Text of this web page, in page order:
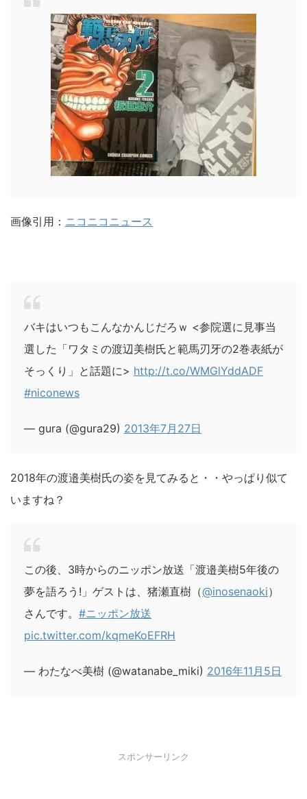
画像引用： ニコニコニュース
バキはいつもこんなかんじだろｗ <参院選に見事当
選した「ワタミの渡辺美樹氏と範馬刃牙の2巻表紙が
そっくり」と話題に> http://t.co/WMGlYddADF
#niconews
— gura (@gura29) 2013年7月27日
2018年の渡邉美樹氏の姿を見てみると・・やっぱり似て
いますね？
この後、3時からのニッポン放送「渡邉美樹5年後の
夢を語ろう!」ゲストは、猪瀬直樹（@inosenaoki）
さんです。 #ニッポン放送
pic.twitter.com/kqmeKoEFRH
— わたなべ美樹 (@watanabe_miki) 2016年11月5日
スポンサーリンク